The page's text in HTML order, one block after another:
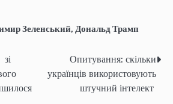
Зеленський, Дональд Трамп
Опитування: скільки
українців використовують
штучний інтелект